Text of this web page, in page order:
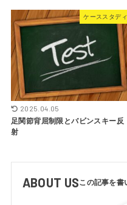
ケーススタディ
2025.04.05
足関節背屈制限とバビンスキー反
射
ABOUT US